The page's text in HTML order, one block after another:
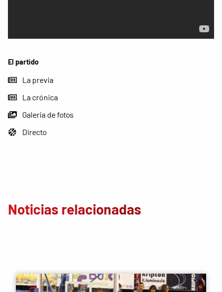
El partido
La previa
La crónica
Galeria de fotos
Directo
Noticias relacionadas